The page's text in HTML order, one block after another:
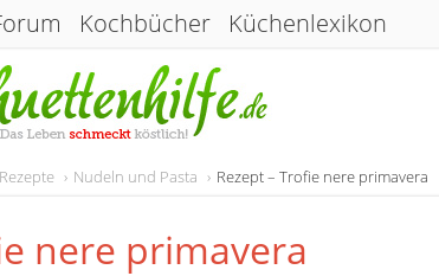
Kochbücher Küchenlexikon
Rezepte Nudeln und Pasta Rezept – Trofie nere primavera
nere primavera